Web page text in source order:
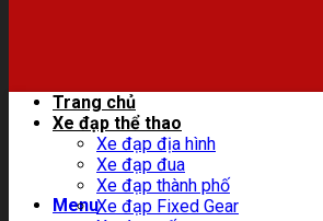
Menu
Trang chủ
Xe đạp thể thao
Xe đạp địa hình
Xe đạp đua
Xe đạp thành phố
Xe đạp Fixed Gear